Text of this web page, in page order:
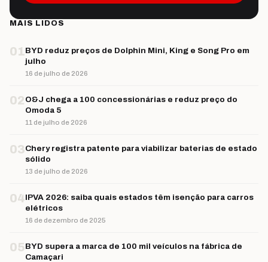
MAIS LIDOS
01BYD reduz preços de Dolphin Mini, King e Song Pro em
julho
16 de julho de 2026
02 O&J chega a 100 concessionárias e reduz preço do
Omoda 5
11 de julho de 2026
03Chery registra patente para viabilizar baterias de estado
sólido
13 de julho de 2026
04IPVA 2026: saiba quais estados têm isenção para carros
elétricos
16 de dezembro de 2025
05BYD supera a marca de 100 mil veículos na fábrica de
Camaçari